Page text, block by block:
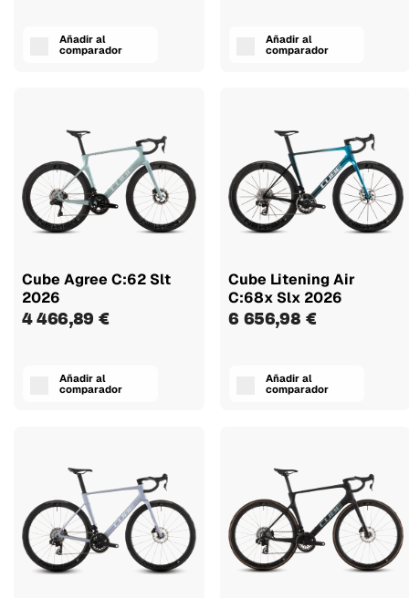
Añadir al
comparador
Añadir al
comparador
Cube Agree C:62 Slt
2026
4 466,89 €
Añadir al
comparador
Cube Litening Air
C:68x Slx 2026
6 656,98 €
Añadir al
comparador